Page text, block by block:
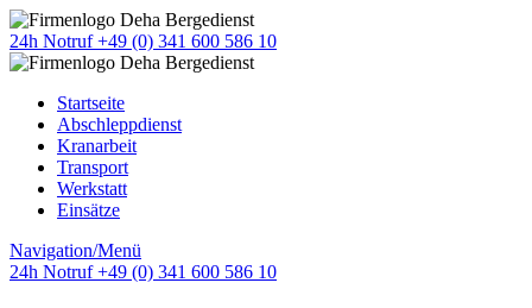
24h Notruf +49 (0) 341 600 586 10
Startseite
Abschleppdienst
Kranarbeit
Transport
Werkstatt
Einsätze
Navigation/Menü
24h Notruf +49 (0) 341 600 586 10